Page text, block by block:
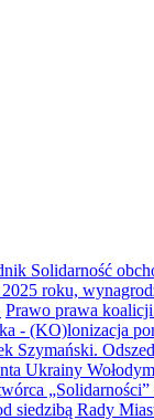
Solidarność
roku,
Prawo prawa
- (KO)lonizacja
Szymański.
Ukrainy
„Solidarności”
siedzibą Rady